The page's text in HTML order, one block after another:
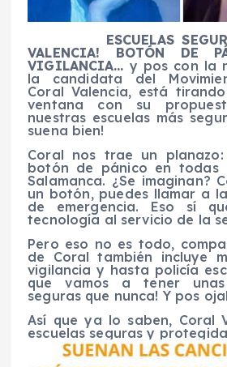
ESCUELAS
VALENCIA! BOTÓN DE
VIGILANCIA… y pos con la
la candidata del
Coral Valencia, está
ventana con su
nuestras escuelas más
suena bien!
Coral nos trae un
botón de pánico en todas
Salamanca. ¿Se imaginan?
un botón, puedes llamar a
de emergencia. Eso sí
tecnología al servicio de la
Pero eso no es todo,
de Coral también incluye
vigilancia y hasta policía
que vamos a tener unas
seguras que nunca! Y pos
Así que ya lo saben, Coral
escuelas seguras y